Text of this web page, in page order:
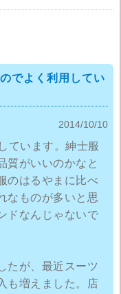
1着あたり13000円
りお金をかけずに
ら届くまで1～2週
ない人ならP.S.FA
います。
でよく利用してい
2014/10/10
ています。紳士服
質がいいのかなと
のはるやまに比べ
なものが多いと思
ドなんじゃないで
たが、最近スーツ
も増えました。店